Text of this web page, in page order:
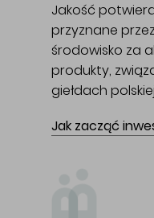
Jakość
przyznane
środowisko za
produkty,
giełdach
Jak zacząć